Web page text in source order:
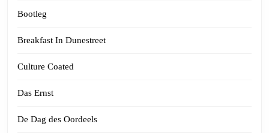
Bootleg
Breakfast In Dunestreet
Culture Coated
Das Ernst
De Dag des Oordeels